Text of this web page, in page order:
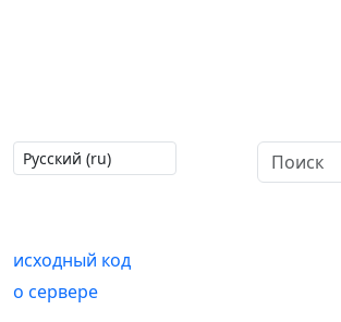
исходный код
о сервере